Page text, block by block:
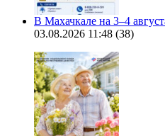
В Махачкале на 3–4
03.08.2026 11:48 (38)